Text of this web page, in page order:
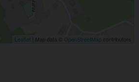
Leaflet | Map data © OpenStreetMap contributors